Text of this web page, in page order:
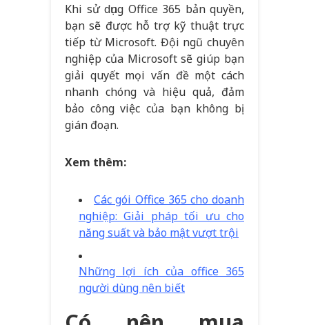
Khi sử dụng Office 365 bản quyền,
bạn sẽ được hỗ trợ kỹ thuật trực
tiếp từ Microsoft. Đội ngũ chuyên
nghiệp của Microsoft sẽ giúp bạn
giải quyết mọi vấn đề một cách
nhanh chóng và hiệu quả, đảm
bảo công việc của bạn không bị
gián đoạn.
Xem thêm:
Các gói Office 365 cho doanh
nghiệp: Giải pháp tối ưu cho
năng suất và bảo mật vượt trội
Những lợi ích của office 365
người dùng nên biết